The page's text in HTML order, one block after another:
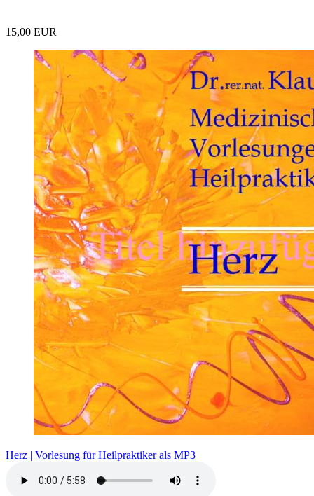
15,00 EUR
Herz | Vorlesung für Heilpraktiker als MP3